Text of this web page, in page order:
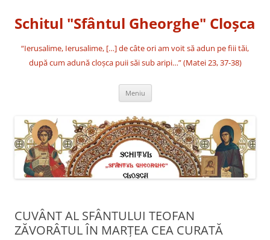
conținut
Schitul "Sfântul Gheorghe" Cloşca
“Ierusalime, Ierusalime, […] de câte ori am voit să adun pe fiii tăi,
după cum adună cloşca puii săi sub aripi…” (Matei 23, 37-38)
Meniu
CUVÂNT AL SFÂNTULUI TEOFAN
ZĂVORÂTUL ÎN MARȚEA CEA CURATĂ